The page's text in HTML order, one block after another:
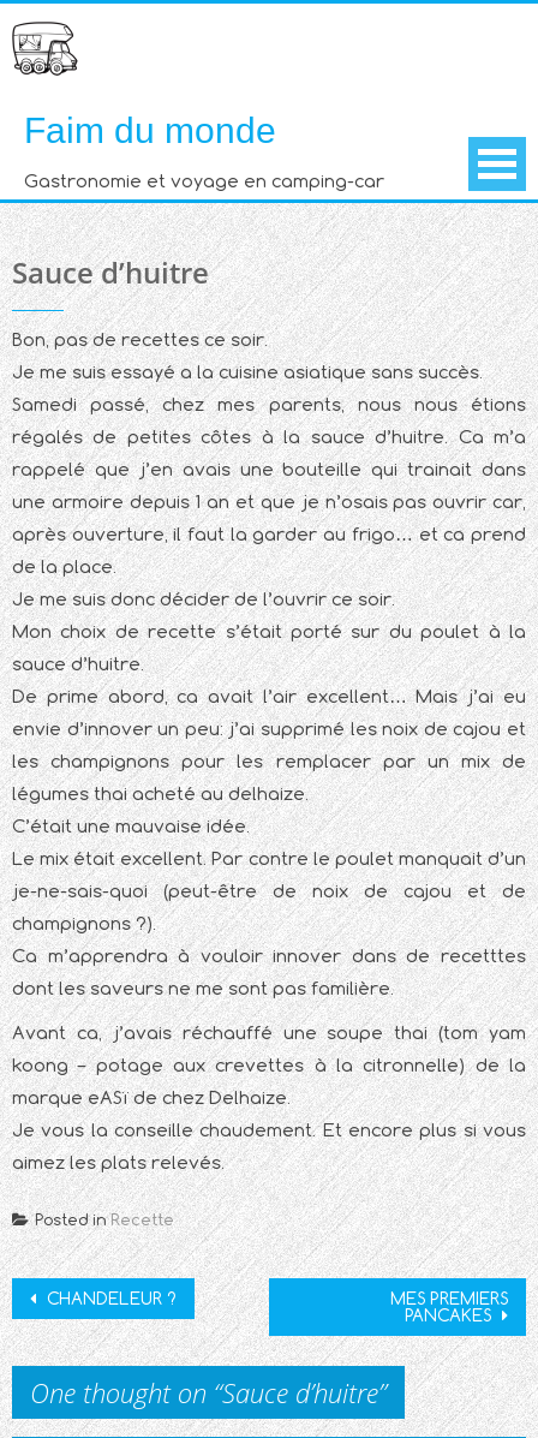
to
content
Faim du monde
Gastronomie et voyage en camping-car
Sauce d’huitre
Bon, pas de recettes ce soir.
Je me suis essayé a la cuisine asiatique sans succès.
Samedi passé, chez mes parents, nous nous étions
régalés de petites côtes à la sauce d’huitre. Ca m’a
rappelé que j’en avais une bouteille qui trainait dans
une armoire depuis 1 an et que je n’osais pas ouvrir car,
après ouverture, il faut la garder au frigo… et ca prend
de la place.
Je me suis donc décider de l’ouvrir ce soir.
Mon choix de recette s’était porté sur du poulet à la
sauce d’huitre.
De prime abord, ca avait l’air excellent… Mais j’ai eu
envie d’innover un peu: j’ai supprimé les noix de cajou et
les champignons pour les remplacer par un mix de
légumes thai acheté au delhaize.
C’était une mauvaise idée.
Le mix était excellent. Par contre le poulet manquait d’un
je-ne-sais-quoi (peut-être de noix de cajou et de
champignons ?).
Ca m’apprendra à vouloir innover dans de recetttes
dont les saveurs ne me sont pas familière.
Avant ca, j’avais réchauffé une soupe thai (tom yam
koong – potage aux crevettes à la citronnelle) de la
marque eASï de chez Delhaize.
Je vous la conseille chaudement. Et encore plus si vous
aimez les plats relevés.
Posted inRecette
Post
navigation
CHANDELEUR ?
MES PREMIERS
PANCAKES
One thought on “Sauce d’huitre”